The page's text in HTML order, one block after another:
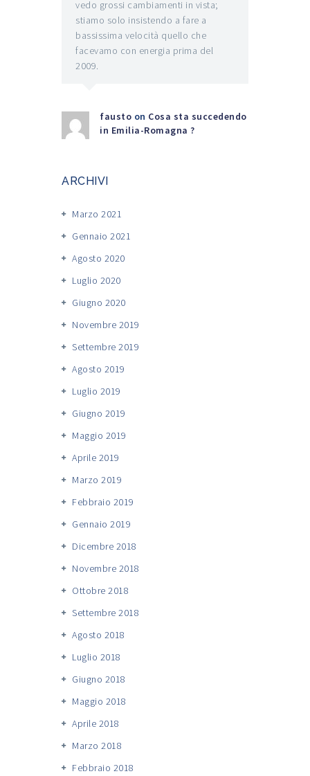
vedo grossi cambiamenti in vista;
stiamo solo insistendo a fare a
bassissima velocità quello che
facevamo con energia prima del
2009.
fausto on Cosa sta succedendo
in Emilia-Romagna ?
ARCHIVI
Marzo 2021
Gennaio 2021
Agosto 2020
Luglio 2020
Giugno 2020
Novembre 2019
Settembre 2019
Agosto 2019
Luglio 2019
Giugno 2019
Maggio 2019
Aprile 2019
Marzo 2019
Febbraio 2019
Gennaio 2019
Dicembre 2018
Novembre 2018
Ottobre 2018
Settembre 2018
Agosto 2018
Luglio 2018
Giugno 2018
Maggio 2018
Aprile 2018
Marzo 2018
Febbraio 2018